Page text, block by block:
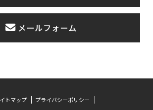
メールフォーム
トマップ プライバシーポリシー